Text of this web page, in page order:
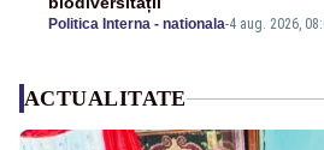
Politica Interna - nationala-4 aug. 2026,
ACTUALITATE